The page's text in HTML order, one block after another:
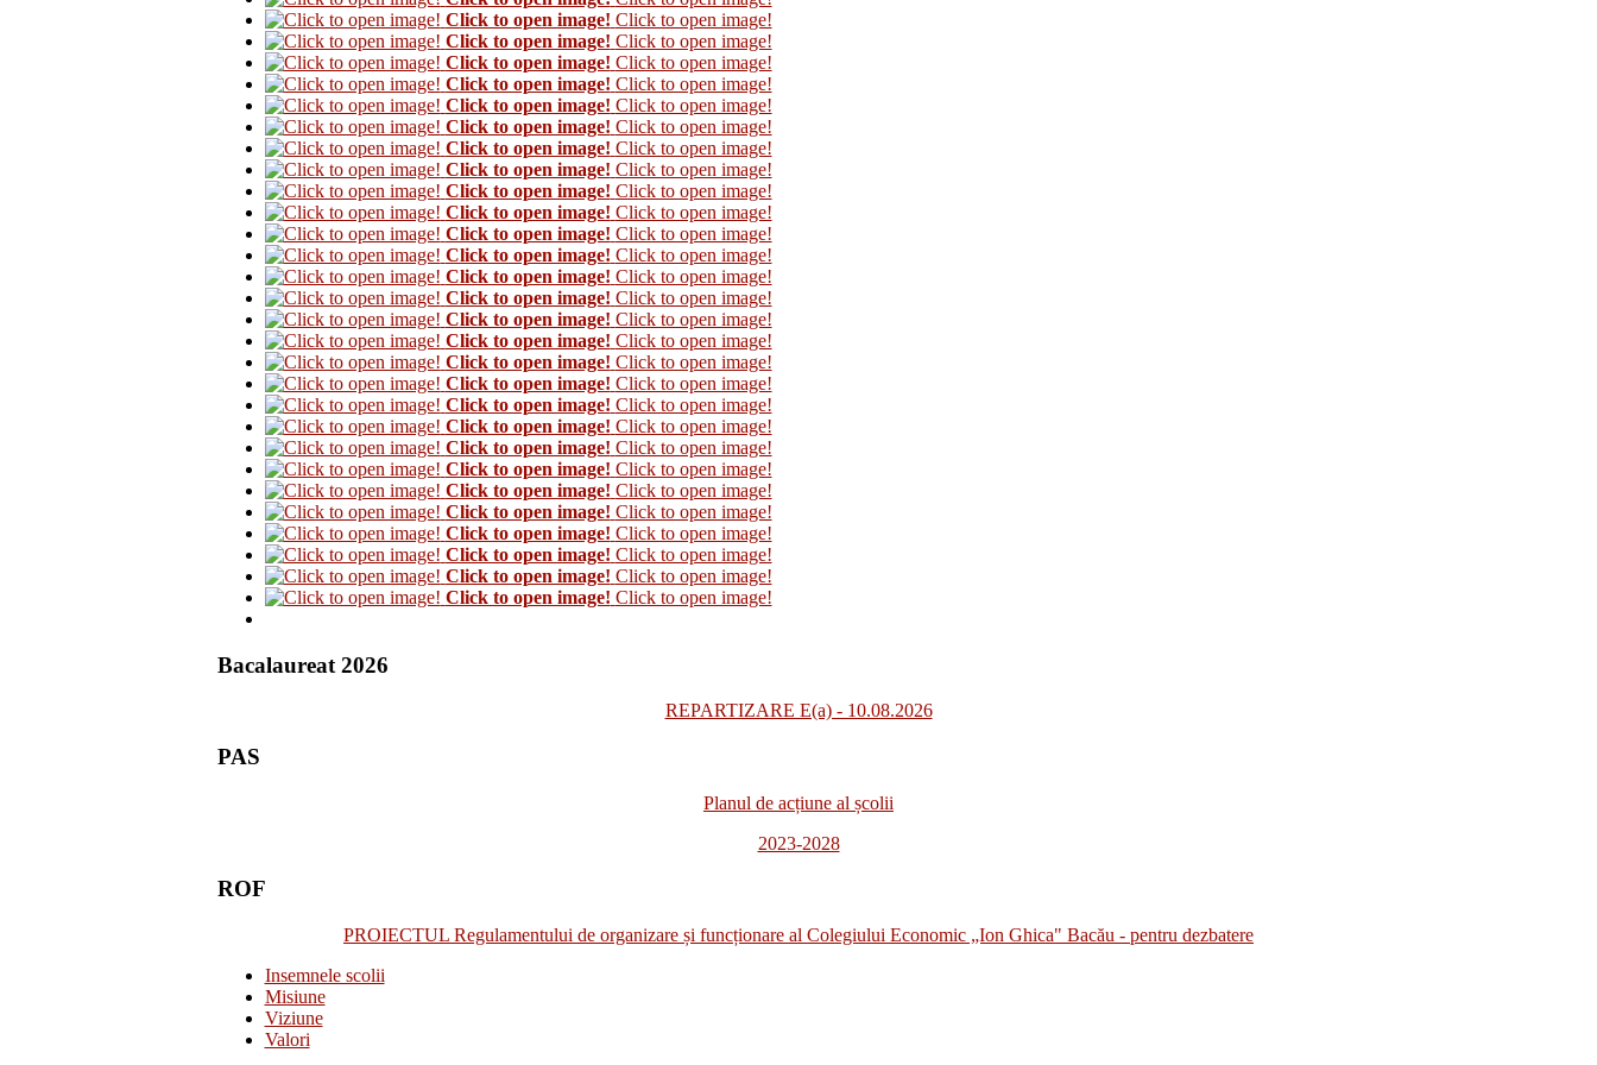
Click to open image! Click to open image!
Click to open image! Click to open image!
Click to open image! Click to open image!
Click to open image! Click to open image!
Click to open image! Click to open image!
Click to open image! Click to open image!
Click to open image! Click to open image!
Click to open image! Click to open image!
Click to open image! Click to open image!
Click to open image! Click to open image!
Click to open image! Click to open image!
Click to open image! Click to open image!
Click to open image! Click to open image!
Click to open image! Click to open image!
Click to open image! Click to open image!
Click to open image! Click to open image!
Click to open image! Click to open image!
Click to open image! Click to open image!
Click to open image! Click to open image!
Click to open image! Click to open image!
Click to open image! Click to open image!
Click to open image! Click to open image!
Click to open image! Click to open image!
Click to open image! Click to open image!
Click to open image! Click to open image!
Click to open image! Click to open image!
Click to open image! Click to open image!
Click to open image! Click to open image!
Bacalaureat 2026
REPARTIZARE E(a) - 10.08.2026
PAS
Planul de acțiune al școlii
2023-2028
ROF
PROIECTUL Regulamentului de organizare și funcționare al Colegiului Economic „Ion Ghica" Bacău - pentru dezbatere
Insemnele scolii
Misiune
Viziune
Valori